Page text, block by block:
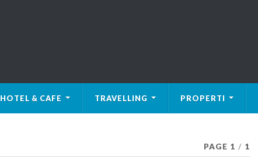
HOTEL & CAFE TRAVELLING PROPERTI
PAGE 1 / 1